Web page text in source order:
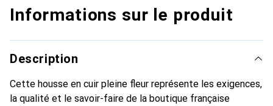
Informations sur le produit
Description
Cette housse en cuir pleine fleur représente les exigences,
la qualité et le savoir-faire de la boutique française